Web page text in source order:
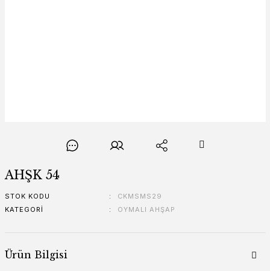
AHŞK 54
STOK KODU
CKMSMS29
KATEGORI
OYMALI AHŞAP
Ürün Bilgisi